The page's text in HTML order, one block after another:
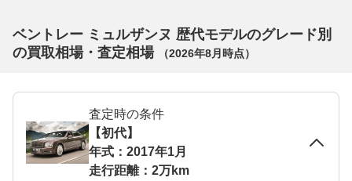
ベントレー ミュルザンヌ 歴代モデルのグレード別
の買取相場・査定相場
（2026年8月 時点）
査定時の条件
【初代】
年式：2017年1月
走行距離：2万km